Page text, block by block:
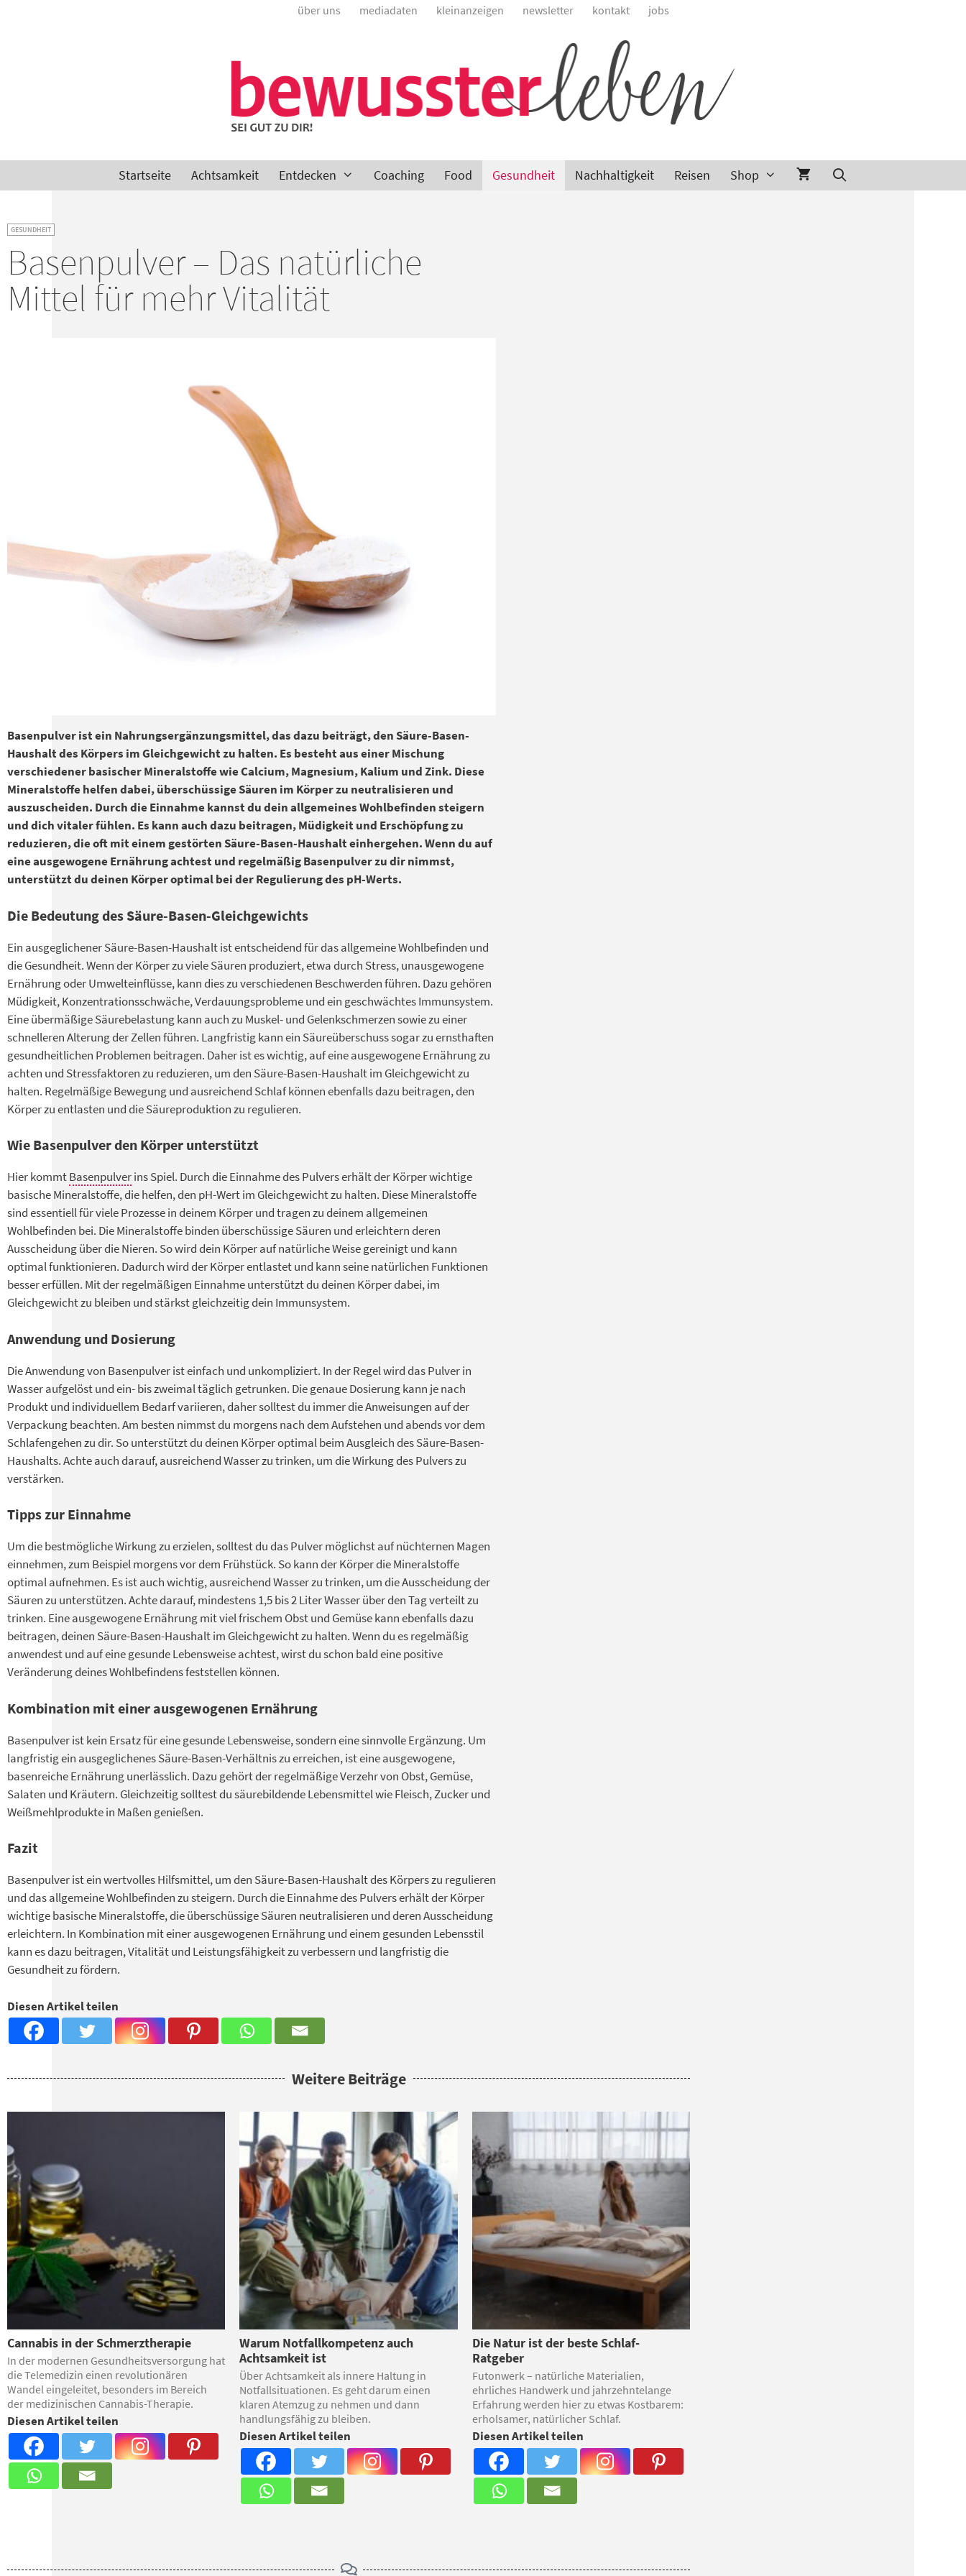
über uns mediadaten kleinanzeigen newsletter kontakt jobs
Startseite Achtsamkeit Entdecken Coaching Food Gesundheit Nachhaltigkeit Reisen Shop
GESUNDHEIT
Basenpulver – Das natürliche
Mittel für mehr Vitalität
Basenpulver ist ein Nahrungsergänzungsmittel, das dazu beiträgt, den Säure-Basen-
Haushalt des Körpers im Gleichgewicht zu halten. Es besteht aus einer Mischung
verschiedener basischer Mineralstoffe wie Calcium, Magnesium, Kalium und Zink. Diese
Mineralstoffe helfen dabei, überschüssige Säuren im Körper zu neutralisieren und
auszuscheiden. Durch die Einnahme kannst du dein allgemeines Wohlbefinden steigern
und dich vitaler fühlen. Es kann auch dazu beitragen, Müdigkeit und Erschöpfung zu
reduzieren, die oft mit einem gestörten Säure-Basen-Haushalt einhergehen. Wenn du auf
eine ausgewogene Ernährung achtest und regelmäßig Basenpulver zu dir nimmst,
unterstützt du deinen Körper optimal bei der Regulierung des pH-Werts.
Die Bedeutung des Säure-Basen-Gleichgewichts
Ein ausgeglichener Säure-Basen-Haushalt ist entscheidend für das allgemeine Wohlbefinden und
die Gesundheit. Wenn der Körper zu viele Säuren produziert, etwa durch Stress, unausgewogene
Ernährung oder Umwelteinflüsse, kann dies zu verschiedenen Beschwerden führen. Dazu gehören
Müdigkeit, Konzentrationsschwäche, Verdauungsprobleme und ein geschwächtes Immunsystem.
Eine übermäßige Säurebelastung kann auch zu Muskel- und Gelenkschmerzen sowie zu einer
schnelleren Alterung der Zellen führen. Langfristig kann ein Säureüberschuss sogar zu ernsthaften
gesundheitlichen Problemen beitragen. Daher ist es wichtig, auf eine ausgewogene Ernährung zu
achten und Stressfaktoren zu reduzieren, um den Säure-Basen-Haushalt im Gleichgewicht zu
halten. Regelmäßige Bewegung und ausreichend Schlaf können ebenfalls dazu beitragen, den
Körper zu entlasten und die Säureproduktion zu regulieren.
Wie Basenpulver den Körper unterstützt
Hier kommtBasenpulverins Spiel. Durch die Einnahme des Pulvers erhält der Körper wichtige
basische Mineralstoffe, die helfen, den pH-Wert im Gleichgewicht zu halten. Diese Mineralstoffe
sind essentiell für viele Prozesse in deinem Körper und tragen zu deinem allgemeinen
Wohlbefinden bei. Die Mineralstoffe binden überschüssige Säuren und erleichtern deren
Ausscheidung über die Nieren. So wird dein Körper auf natürliche Weise gereinigt und kann
optimal funktionieren. Dadurch wird der Körper entlastet und kann seine natürlichen Funktionen
besser erfüllen. Mit der regelmäßigen Einnahme unterstützt du deinen Körper dabei, im
Gleichgewicht zu bleiben und stärkst gleichzeitig dein Immunsystem.
Anwendung und Dosierung
Die Anwendung von Basenpulver ist einfach und unkompliziert. In der Regel wird das Pulver in
Wasser aufgelöst und ein- bis zweimal täglich getrunken. Die genaue Dosierung kann je nach
Produkt und individuellem Bedarf variieren, daher solltest du immer die Anweisungen auf der
Verpackung beachten. Am besten nimmst du morgens nach dem Aufstehen und abends vor dem
Schlafengehen zu dir. So unterstützt du deinen Körper optimal beim Ausgleich des Säure-Basen-
Haushalts. Achte auch darauf, ausreichend Wasser zu trinken, um die Wirkung des Pulvers zu
verstärken.
Tipps zur Einnahme
Um die bestmögliche Wirkung zu erzielen, solltest du das Pulver möglichst auf nüchternen Magen
einnehmen, zum Beispiel morgens vor dem Frühstück. So kann der Körper die Mineralstoffe
optimal aufnehmen. Es ist auch wichtig, ausreichend Wasser zu trinken, um die Ausscheidung der
Säuren zu unterstützen. Achte darauf, mindestens 1,5 bis 2 Liter Wasser über den Tag verteilt zu
trinken. Eine ausgewogene Ernährung mit viel frischem Obst und Gemüse kann ebenfalls dazu
beitragen, deinen Säure-Basen-Haushalt im Gleichgewicht zu halten. Wenn du es regelmäßig
anwendest und auf eine gesunde Lebensweise achtest, wirst du schon bald eine positive
Veränderung deines Wohlbefindens feststellen können.
Kombination mit einer ausgewogenen Ernährung
Basenpulver ist kein Ersatz für eine gesunde Lebensweise, sondern eine sinnvolle Ergänzung. Um
langfristig ein ausgeglichenes Säure-Basen-Verhältnis zu erreichen, ist eine ausgewogene,
basenreiche Ernährung unerlässlich. Dazu gehört der regelmäßige Verzehr von Obst, Gemüse,
Salaten und Kräutern. Gleichzeitig solltest du säurebildende Lebensmittel wie Fleisch, Zucker und
Weißmehlprodukte in Maßen genießen.
Fazit
Basenpulver ist ein wertvolles Hilfsmittel, um den Säure-Basen-Haushalt des Körpers zu regulieren
und das allgemeine Wohlbefinden zu steigern. Durch die Einnahme des Pulvers erhält der Körper
wichtige basische Mineralstoffe, die überschüssige Säuren neutralisieren und deren Ausscheidung
erleichtern. In Kombination mit einer ausgewogenen Ernährung und einem gesunden Lebensstil
kann es dazu beitragen, Vitalität und Leistungsfähigkeit zu verbessern und langfristig die
Gesundheit zu fördern.
Diesen Artikel teilen
Weitere Beiträge
Cannabis in der Schmerztherapie
In der modernen Gesundheitsversorgung hat
die Telemedizin einen revolutionären
Wandel eingeleitet, besonders im Bereich
der medizinischen Cannabis-Therapie.
Diesen Artikel teilen
Warum Notfallkompetenz auch
Achtsamkeit ist
Über Achtsamkeit als innere Haltung in
Notfallsituationen. Es geht darum einen
klaren Atemzug zu nehmen und dann
handlungsfähig zu bleiben.
Diesen Artikel teilen
Die Natur ist der beste Schlaf-
Ratgeber
Futonwerk – natürliche Materialien,
ehrliches Handwerk und jahrzehntelange
Erfahrung werden hier zu etwas Kostbarem:
erholsamer, natürlicher Schlaf.
Diesen Artikel teilen